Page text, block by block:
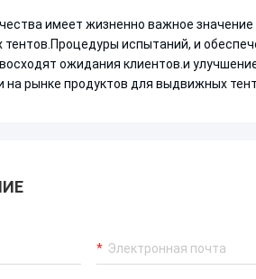
имеет жизненно важное
испытаний, и
ожидания клиентов.и
рынке продуктов для выдвижных